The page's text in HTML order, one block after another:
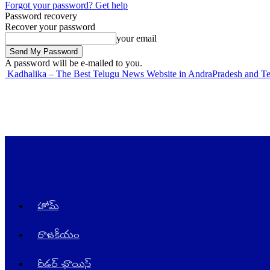
Forgot your password? Get help
Password recovery
Recover your password
your email
A password will be e-mailed to you.
Kadhalika – The Best Telugu News Website in AndraPradesh and
హోమ్
రాజ‌కీయం
రీడర్ ఛాయిస్